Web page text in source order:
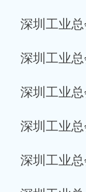
深圳工业总
深圳工业总
深圳工业总
深圳工业总
深圳工业总